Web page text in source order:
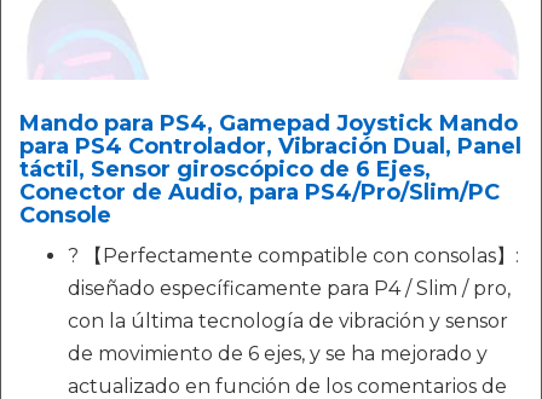
Mando para PS4, Gamepad Joystick Mando
para PS4 Controlador, Vibración Dual, Panel
táctil, Sensor giroscópico de 6 Ejes,
Conector de Audio, para PS4/Pro/Slim/PC
Console
? 【Perfectamente compatible con consolas】:
diseñado específicamente para P4 / Slim / pro,
con la última tecnología de vibración y sensor
de movimiento de 6 ejes, y se ha mejorado y
actualizado en función de los comentarios de